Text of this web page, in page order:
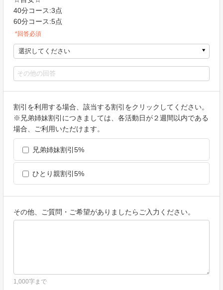
40分コース:3点
60分コース:5点
*回答必須
選択してください
割引を利用する場合、該当する割引をクリックしてください。
※兄弟姉妹割引につきましては、各活動日が２週間以内である
場合、ご利用いただけます。
兄弟姉妹割引5%
ひとり親割引5%
その他、ご質問・ご希望がありましたらご入力ください。
1,000字まで